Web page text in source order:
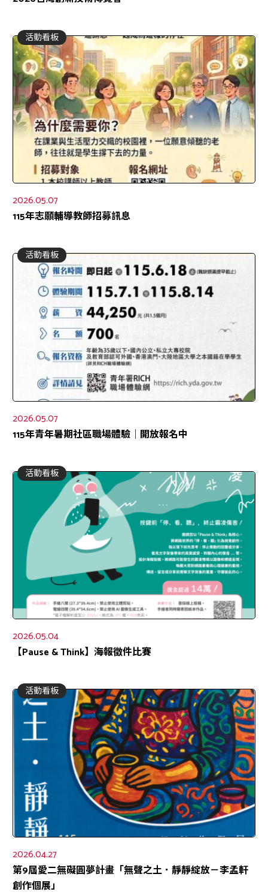
活動看板
2026.05.07
115年志願輔導教師招募訊息
活動看板
2026.05.07
115年青年暑期社區職場體驗｜開放報名中
活動看板
2026.05.04
【Pause & Think】海報徵件比賽
活動看板
2026.04.27
第9屆愛二無礙圓夢計畫「無聲之土．靜靜綻放－李孟軒
創作個展」